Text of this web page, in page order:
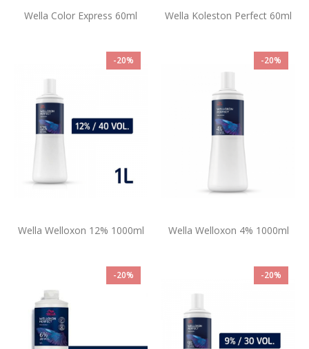
Wella Color Express 60ml Wella Koleston Perfect 60ml
-20%
Wella Welloxon 12% 1000ml
-20%
Wella Welloxon 4% 1000ml
-20% -20%